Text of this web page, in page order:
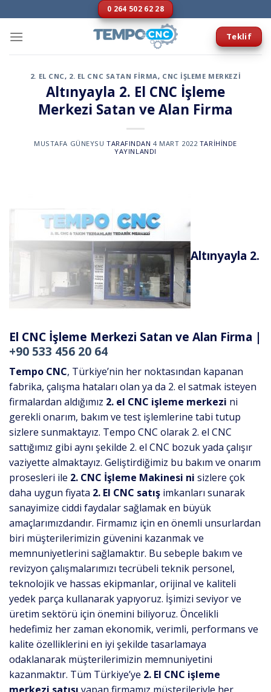
atla
0 264 502 62 28
Teklif
2. EL CNC, 2. EL CNC SATAN FIRMA, CNC IŞLEME MERKEZI
Altınyayla 2. El CNC İşleme
Merkezi Satan ve Alan Firma
MUSTAFA GÜNEYSU TARAFINDAN 4 MART 2022 TARIHINDE
YAYINLANDI
Altınyayla 2.
El CNC İşleme Merkezi Satan ve Alan Firma |
+90 533 456 20 64
Tempo CNC, Türkiye’nin her noktasından kapanan
fabrika, çalışma hataları olan ya da 2. el satmak isteyen
firmalardan aldığımız 2. el CNC işleme merkezi ni
gerekli onarım, bakım ve test işlemlerine tabi tutup
sizlere sunmaktayız. Tempo CNC olarak 2. el CNC
sattığımız gibi aynı şekilde 2. el CNC bozuk yada çalışır
vaziyette almaktayız. Geliştirdiğimiz bu bakım ve onarım
prosesleri ile 2. CNC İşleme Makinesi ni sizlere çok
daha uygun fiyata 2. El CNC satış imkanları sunarak
sanayimize ciddi faydalar sağlamak en büyük
amaçlarımızdandır. Firmamız için en önemli unsurlardan
biri müşterilerimizin güvenini kazanmak ve
memnuniyetlerini sağlamaktır. Bu sebeple bakım ve
revizyon çalışmalarımızı tecrübeli teknik personel,
teknolojik ve hassas ekipmanlar, orijinal ve kaliteli
yedek parça kullanarak yapıyoruz. İşimizi seviyor ve
üretim sektörü için önemini biliyoruz. Öncelikli
hedefimiz her zaman ekonomik, verimli, performans ve
kalite özelliklerini en iyi şekilde tasarlamaya
odaklanarak müşterilerimizin memnuniyetini
kazanmaktır. Tüm Türkiye’ye 2. El CNC işleme